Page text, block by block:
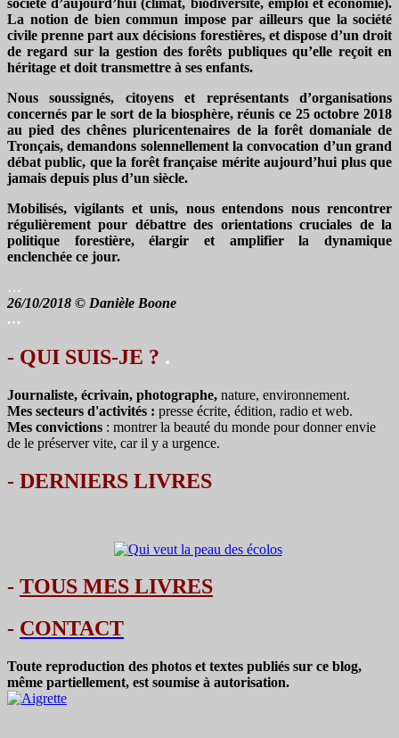
La notion de bien commun impose par ailleurs que la société
civile prenne part aux décisions forestières, et dispose d’un droit
de regard sur la gestion des forêts publiques qu’elle reçoit en
héritage et doit transmettre à ses enfants.
Nous soussignés, citoyens et représentants d’organisations
concernés par le sort de la biosphère, réunis ce 25 octobre 2018
au pied des chênes pluricentenaires de la forêt domaniale de
Tronçais, demandons solennellement la convocation d’un grand
débat public, que la forêt française mérite aujourd’hui plus que
jamais depuis plus d’un siècle.
Mobilisés, vigilants et unis, nous entendons nous rencontrer
régulièrement pour débattre des orientations cruciales de la
politique forestière, élargir et amplifier la dynamique
enclenchée ce jour.
…
26/10/2018 © Danièle Boone
…
- QUI SUIS-JE ? .
Journaliste, écrivain, photographe, nature, environnement.
Mes secteurs d'activités : presse écrite, édition, radio et web.
Mes convictions : montrer la beauté du monde pour donner envie
de le préserver vite, car il y a urgence.
- DERNIERS LIVRES
- TOUS MES LIVRES
- CONTACT
Toute reproduction des photos et textes publiés sur ce blog,
même partiellement, est soumise à autorisation.